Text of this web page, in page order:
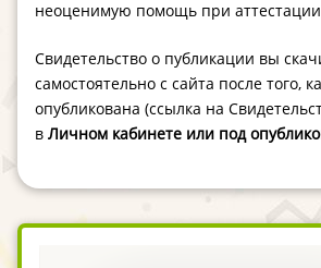
неоценимую помощь при
Свидетельство о публикации вы
самостоятельно с сайта после того,
опубликована (ссылка на
в Личном кабинете или под